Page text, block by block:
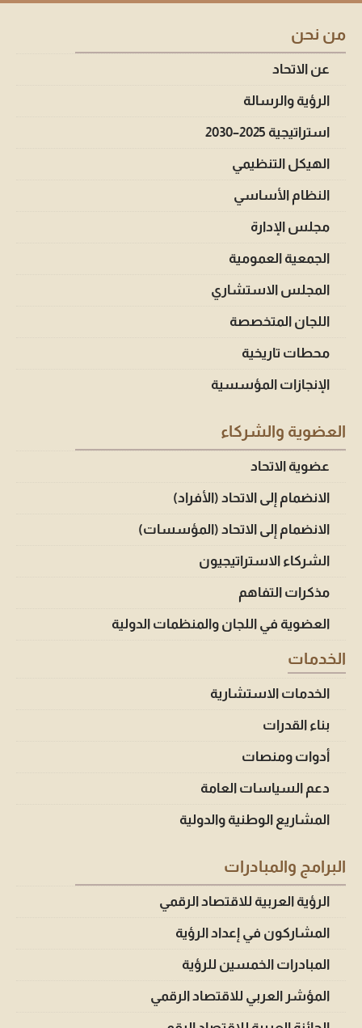
من نحن
عن الاتحاد
الرؤية والرسالة
استراتيجية 2025–2030
الهيكل التنظيمي
النظام الأساسي
مجلس الإدارة
الجمعية العمومية
المجلس الاستشاري
اللجان المتخصصة
محطات تاريخية
الإنجازات المؤسسية
العضوية والشركاء
عضوية الاتحاد
الانضمام إلى الاتحاد (الأفراد)
الانضمام إلى الاتحاد (المؤسسات)
الشركاء الاستراتيجيون
مذكرات التفاهم
العضوية في اللجان والمنظمات الدولية
الخدمات
الخدمات الاستشارية
بناء القدرات
أدوات ومنصات
دعم السياسات العامة
المشاريع الوطنية والدولية
البرامج والمبادرات
الرؤية العربية للاقتصاد الرقمي
المشاركون في إعداد الرؤية
المبادرات الخمسين للرؤية
المؤشر العربي للاقتصاد الرقمي